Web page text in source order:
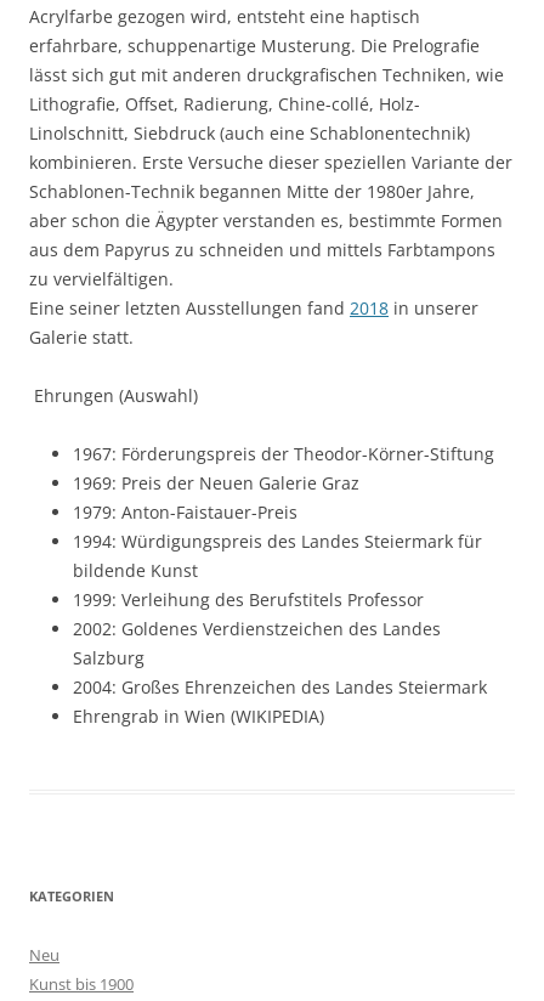
Acrylfarbe gezogen wird, entsteht eine haptisch
erfahrbare, schuppenartige Musterung. Die Prelografie
lässt sich gut mit anderen druckgrafischen Techniken, wie
Lithografie, Offset, Radierung, Chine-collé, Holz-
Linolschnitt, Siebdruck (auch eine Schablonentechnik)
kombinieren. Erste Versuche dieser speziellen Variante der
Schablonen-Technik begannen Mitte der 1980er Jahre,
aber schon die Ägypter verstanden es, bestimmte Formen
aus dem Papyrus zu schneiden und mittels Farbtampons
zu vervielfältigen.
Eine seiner letzten Ausstellungen fand 2018 in unserer
Galerie statt.
Ehrungen (Auswahl)
1967: Förderungspreis der Theodor-Körner-Stiftung
1969: Preis der Neuen Galerie Graz
1979: Anton-Faistauer-Preis
1994: Würdigungspreis des Landes Steiermark für
bildende Kunst
1999: Verleihung des Berufstitels Professor
2002: Goldenes Verdienstzeichen des Landes
Salzburg
2004: Großes Ehrenzeichen des Landes Steiermark
Ehrengrab in Wien (WIKIPEDIA)
KATEGORIEN
Neu
Kunst bis 1900